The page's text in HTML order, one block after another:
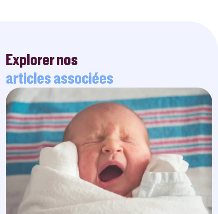
Explorer nos
articles associées